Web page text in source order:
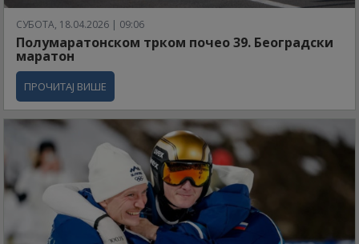
СУБОТА, 18.04.2026 | 09:06
Полумаратонском трком почео 39. Београдски
маратон
ПРОЧИТАЈ ВИШЕ